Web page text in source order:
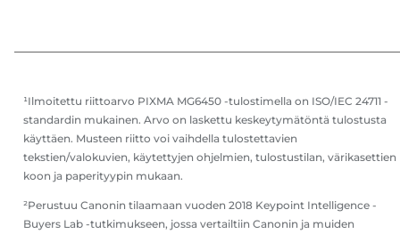
¹Ilmoitettu riittoarvo PIXMA MG6450 -tulostimella on ISO/IEC 24711 -
standardin mukainen. Arvo on laskettu keskeytymätöntä tulostusta
käyttäen. Musteen riitto voi vaihdella tulostettavien
tekstien/valokuvien, käytettyjen ohjelmien, tulostustilan, värikasettien
koon ja paperityypin mukaan.
²Perustuu Canonin tilaamaan vuoden 2018 Keypoint Intelligence -
Buyers Lab -tutkimukseen, jossa vertailtiin Canonin ja muiden